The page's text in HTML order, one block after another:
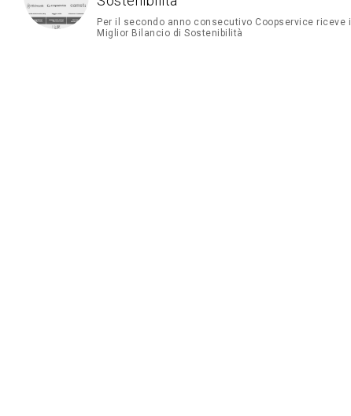
Per il secondo anno consecutivo Coopservice riceve
Miglior Bilancio di Sostenibilità